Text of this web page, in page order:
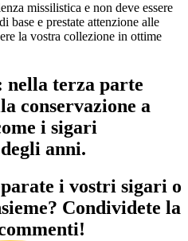
missilistica e non deve essere
base e prestate attenzione alle
la vostra collezione in ottime
nella terza parte
conservazione a
i sigari
anni.
i vostri sigari o
Condividete la